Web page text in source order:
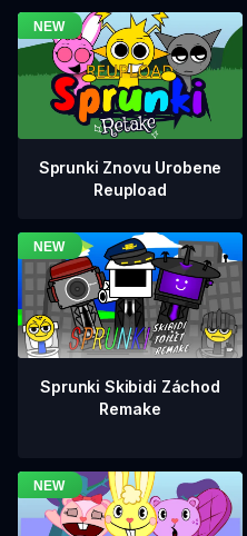
Sprunki Znovu Urobene
Reupload
Sprunki Skibidi Záchod
Remake